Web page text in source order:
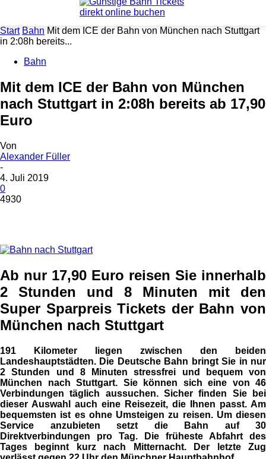
Start Bahn Mit dem ICE der Bahn von München nach Stuttgart
in 2:08h bereits...
Bahn
Mit dem ICE der Bahn von München
nach Stuttgart in 2:08h bereits ab 17,90
Euro
Von
Alexander Füller
-
4. Juli 2019
0
4930
Ab nur 17,90 Euro reisen Sie innerhalb
2 Stunden und 8 Minuten mit den
Super Sparpreis Tickets der Bahn von
München nach Stuttgart
191 Kilometer liegen zwischen den beiden
Landeshauptstädten. Die Deutsche Bahn bringt Sie in nur
2 Stunden und 8 Minuten stressfrei und bequem von
München nach Stuttgart. Sie können sich eine von 46
Verbindungen täglich aussuchen. Sicher finden Sie bei
dieser Auswahl auch eine Reisezeit, die Ihnen passt. Am
bequemsten ist es ohne Umsteigen zu reisen. Um diesen
Service anzubieten setzt die Bahn auf 30
Direktverbindungen pro Tag. Die früheste Abfahrt des
Tages beginnt kurz nach Mitternacht. Der letzte Zug